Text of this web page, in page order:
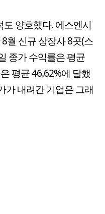
양호했다. 에스엔시
월 신규 상장사 8곳(스
종가 수익률은 평균
평균 46.62%에 달했
가 내려간 기업은 그래